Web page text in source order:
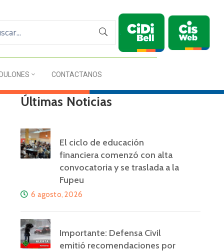
CONTACTANOS
Últimas Noticias
El ciclo de educación
financiera comenzó con alta
convocatoria y se traslada a la
Fupeu
6 agosto, 2026
Importante: Defensa Civil
emitió recomendaciones por